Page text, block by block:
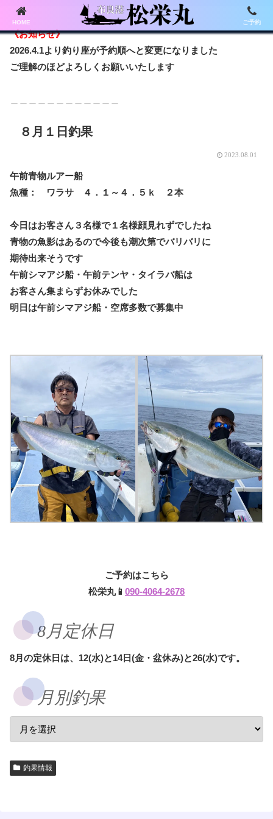
《お知らせ》
2026.4.1より釣り座が予約順へと変更になりました
ご理解のほどよろしくお願いいたします
８月１日釣果
2023.08.01
午前青物ルアー船
魚種： ワラサ ４．１～４．５ｋ ２本
今日はお客さん３名様で１名様顔見れずでしたね
青物の魚影はあるので今後も潮次第でバリバリに
期待出来そうです
午前シマアジ船・午前テンヤ・タイラバ船は
お客さん集まらずお休みでした
明日は午前シマアジ船・空席多数で募集中
ご予約はこちら
松栄丸📱 090-4064-2678
8月定休日
8月の定休日は、12(水)と14日(金・盆休み)と26(水)です。
月別釣果
釣果情報
HOME ご予約